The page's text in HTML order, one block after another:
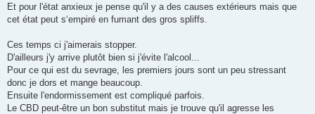
Et pour l'état anxieux je pense qu'il y a des causes extérieurs mais que
cet état peut s‘empiré en fumant des gros spliffs.
Ces temps ci j'aimerais stopper.
D'ailleurs j'y arrive plutôt bien si j'évite l'alcool...
Pour ce qui est du sevrage, les premiers jours sont un peu stressant
donc je dors et mange beaucoup.
Ensuite l'endormissement est compliqué parfois.
Le CBD peut-être un bon substitut mais je trouve qu'il agresse les